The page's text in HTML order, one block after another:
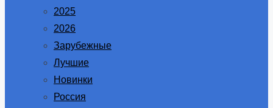
2025
2026
Зарубежные
Лучшие
Новинки
Россия